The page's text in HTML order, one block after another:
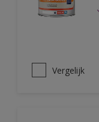
Vergelijk